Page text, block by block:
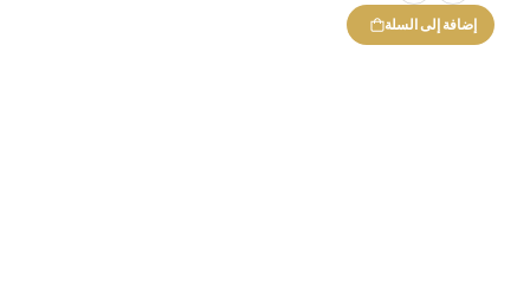
إضافة إلى السلة